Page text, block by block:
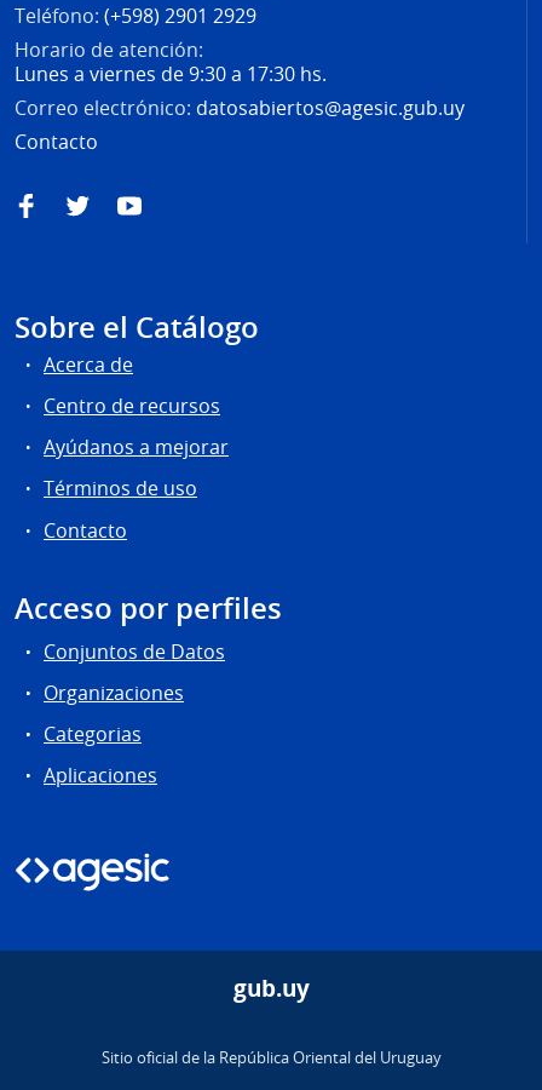
Teléfono: (+598) 2901 2929
Horario de atención:
Lunes a viernes de 9:30 a 17:30 hs.
Correo electrónico: datosabiertos@agesic.gub.uy
Contacto
FacebookTwitterYouTube
Sobre el Catálogo
Acerca de
Centro de recursos
Ayúdanos a mejorar
Términos de uso
Contacto
Acceso por perfiles
Conjuntos de Datos
Organizaciones
Categorias
Aplicaciones
gub.uy
Sitio oficial de la República Oriental del Uruguay